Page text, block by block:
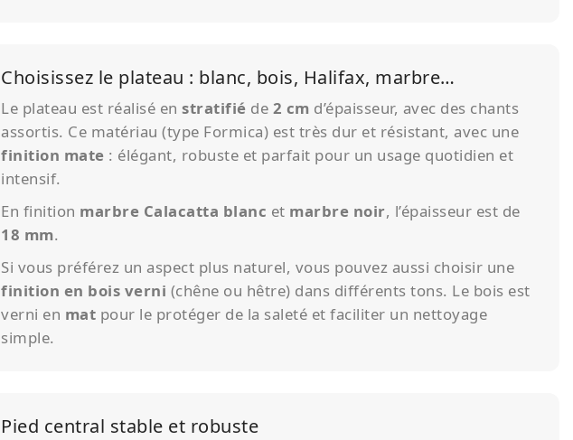
Choisissez le plateau : blanc, bois, Halifax, marbre…
Le plateau est réalisé en stratifié de 2 cm d’épaisseur, avec des chants
assortis. Ce matériau (type Formica) est très dur et résistant, avec une
finition mate : élégant, robuste et parfait pour un usage quotidien et
intensif.
En finition marbre Calacatta blanc et marbre noir, l’épaisseur est de
18 mm.
Si vous préférez un aspect plus naturel, vous pouvez aussi choisir une
finition en bois verni (chêne ou hêtre) dans différents tons. Le bois est
verni en mat pour le protéger de la saleté et faciliter un nettoyage
simple.
Pied central stable et robuste